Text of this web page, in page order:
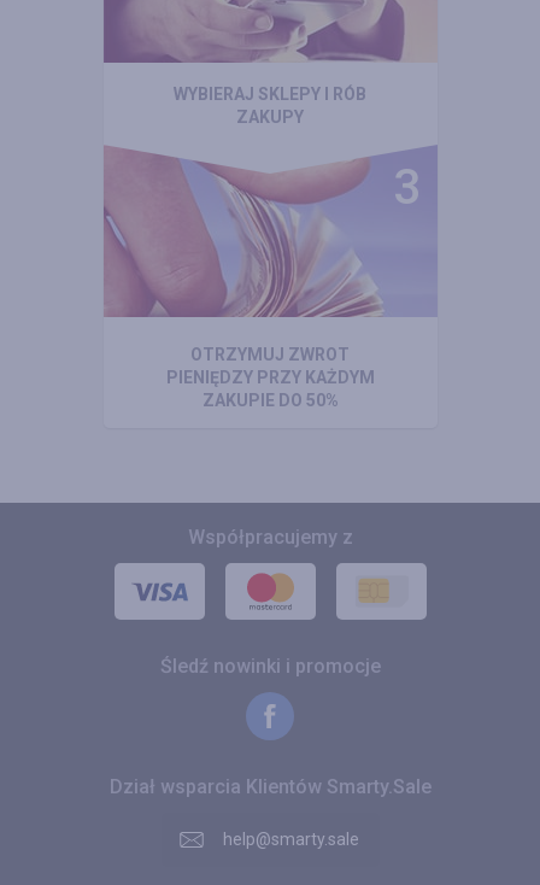
WYBIERAJ SKLEPY I RÓB
ZAKUPY
OTRZYMUJ ZWROT
PIENIĘDZY PRZY KAŻDYM
ZAKUPIE DO 50%
Współpracujemy z
Śledź nowinki i promocje
Dział wsparcia Klientów Smarty.Sale
help@smarty.sale